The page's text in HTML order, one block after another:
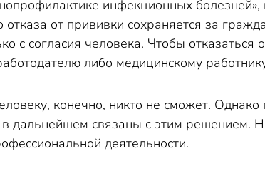
инфекционных
от прививки сохраняется за
с согласия человека. Чтобы отказаться
либо медицинскому
конечно, никто не сможет.
дальнейшем связаны с этим решением.
деятельности.